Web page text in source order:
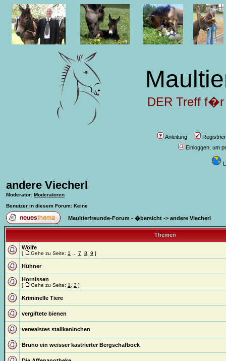
DER Treff f�r
Anleitung
Einloggen, um
andere Viecherl
Moderator: Moderatoren
Benutzer in diesem Forum: Keine
Maultierfreunde-Forum - �bersicht -> andere Viecherl
Themen
Wölfe
[ Gehe zu Seite: 1 7 8 9 ]
Hühner
Hornissen
[ Gehe zu Seite: 1 2 ]
Kriminelle Tiere
vergiftete bienen
verwaistes stallkaninchen
Bruno ein weisser kastrierter Bergschafbock